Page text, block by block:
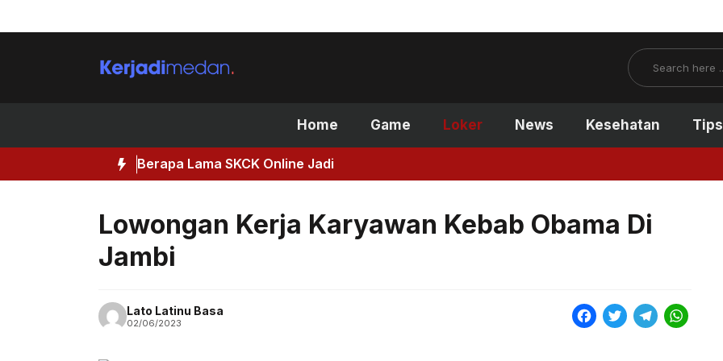
to
Search
Home Game Loker News Kesehatan Tips
Berapa Lama SKCK Online Jadi
Lowongan Kerja Karyawan Kebab Obama Di
Jambi
Lato Latinu Basa
02/06/2023
F
T
T
W